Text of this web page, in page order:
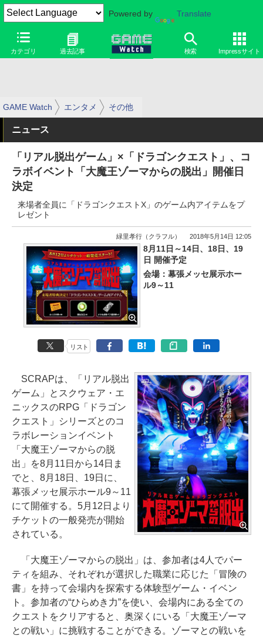
Powered by Translate
カテゴリ 過去記事 検索 Impressサイト
GAME Watch エンタメ その他
ニュース
「リアル脱出ゲーム」×「ドラゴンクエスト」、コ
ラボイベント「大魔王ゾーマからの脱出」開催日
決定
来場者全員に「ドラゴンクエストX」のゲーム内アイテムをプ
レゼント
緑里孝行（クラフル） 2018年5月14日 12:05
8月11日～14日、18日、19
日 開催予定
会場：幕張メッセ展示ホー
ル9～11
リスト
SCRAPは、「リアル脱出
ゲーム」とスクウェア・エ
ニックスのRPG「ドラゴン
クエスト」シリーズとのコ
ラボレーションイベント
「大魔王ゾーマからの脱
出」を8月11日から14日ま
でと、8月18日、19日に、
幕張メッセ展示ホール9～11
にて開催する。5月12日より
チケットの一般発売が開始
されている。
「大魔王ゾーマからの脱出」は、参加者は4人でパー
ティを組み、それぞれが選択した職業に応じた「冒険の
書」を持って会場内を探索する体験型ゲーム・イベン
ト。参加者の“ひらめき力”を使い、会場内にある全ての
クエストをクリアすると、奥深くにいる「大魔王ゾーマ
との戦い」に挑戦することができる。ゾーマとの戦いを